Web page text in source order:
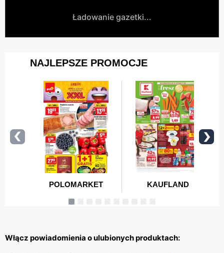
Ładowanie gazetki...
Włącz powiadomienia o ulubionych produktach: